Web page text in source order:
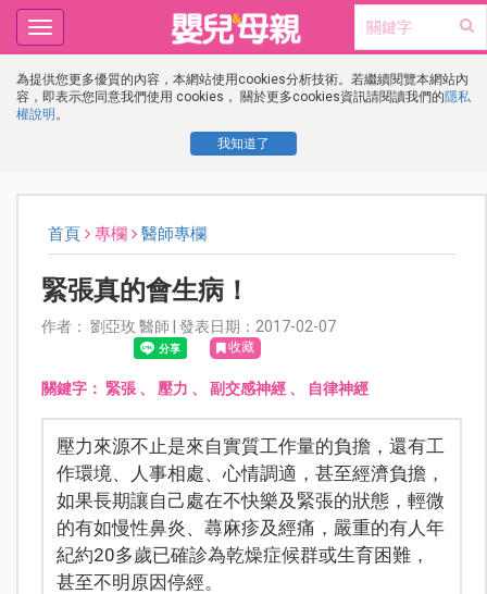
為提供您更多優質的內容，本網站使用cookies分析技術。若繼續閱覽本網站內
容，即表示您同意我們使用 cookies， 關於更多cookies資訊請閱讀我們的隱私
權說明 。
我知道了
Toggle
navigation
首頁 專欄 醫師專欄
緊張真的會生病！
作者： 劉亞玫 醫師 | 發表日期：2017-02-07
收藏
關鍵字： 緊張、 壓力 、 副交感神經、 自律神經
壓力來源不止是來自實質工作量的負擔，還有工
作環境、人事相處、心情調適，甚至經濟負擔，
如果長期讓自己處在不快樂及緊張的狀態，輕微
的有如慢性鼻炎、蕁麻疹及經痛，嚴重的有人年
紀約20多歲已確診為乾燥症候群或生育困難，
甚至不明原因停經。